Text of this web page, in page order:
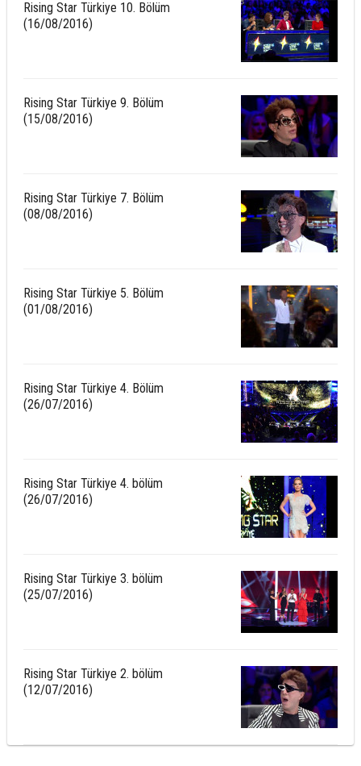
Rising Star Türkiye 10. Bölüm
(16/08/2016)
Rising Star Türkiye 9. Bölüm
(15/08/2016)
Rising Star Türkiye 7. Bölüm
(08/08/2016)
Rising Star Türkiye 5. Bölüm
(01/08/2016)
Rising Star Türkiye 4. Bölüm
(26/07/2016)
Rising Star Türkiye 4. bölüm
(26/07/2016)
Rising Star Türkiye 3. bölüm
(25/07/2016)
Rising Star Türkiye 2. bölüm
(12/07/2016)